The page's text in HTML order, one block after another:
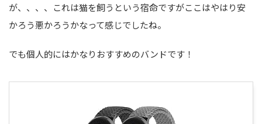
が、、、、これは猫を飼うという宿命ですがここはやはり安
かろう悪かろうかなって感じでしたね。
でも個人的にはかなりおすすめのバンドです！